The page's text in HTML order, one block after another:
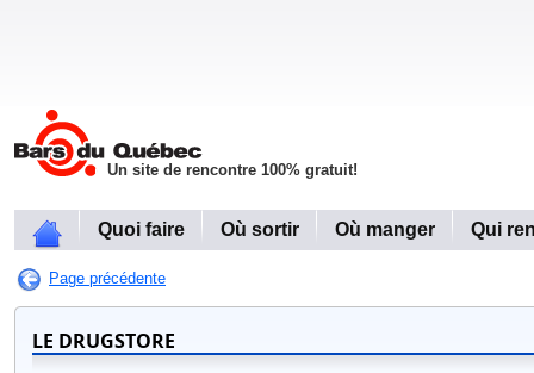
Un site de rencontre 100% gratuit!
Quoi faire Où sortir Où manger Qui
Page précédente
LE DRUGSTORE